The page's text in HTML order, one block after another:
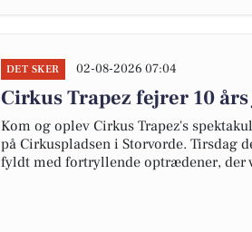
DET SKER 02-08-2026 07:04
Cirkus Trapez fejrer 10
Kom og oplev Cirkus Trapez's
på Cirkuspladsen i Storvorde. Tirsdag
fyldt med fortryllende optrædener, der